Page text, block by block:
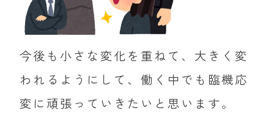
今後も小さな変化を重ねて、大きく変
われるようにして、働く中でも臨機応
変に頑張っていきたいと思います。